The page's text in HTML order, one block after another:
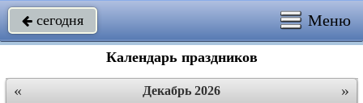
 сегодня Меню
Календарь праздников
« »
Декабрь 2026